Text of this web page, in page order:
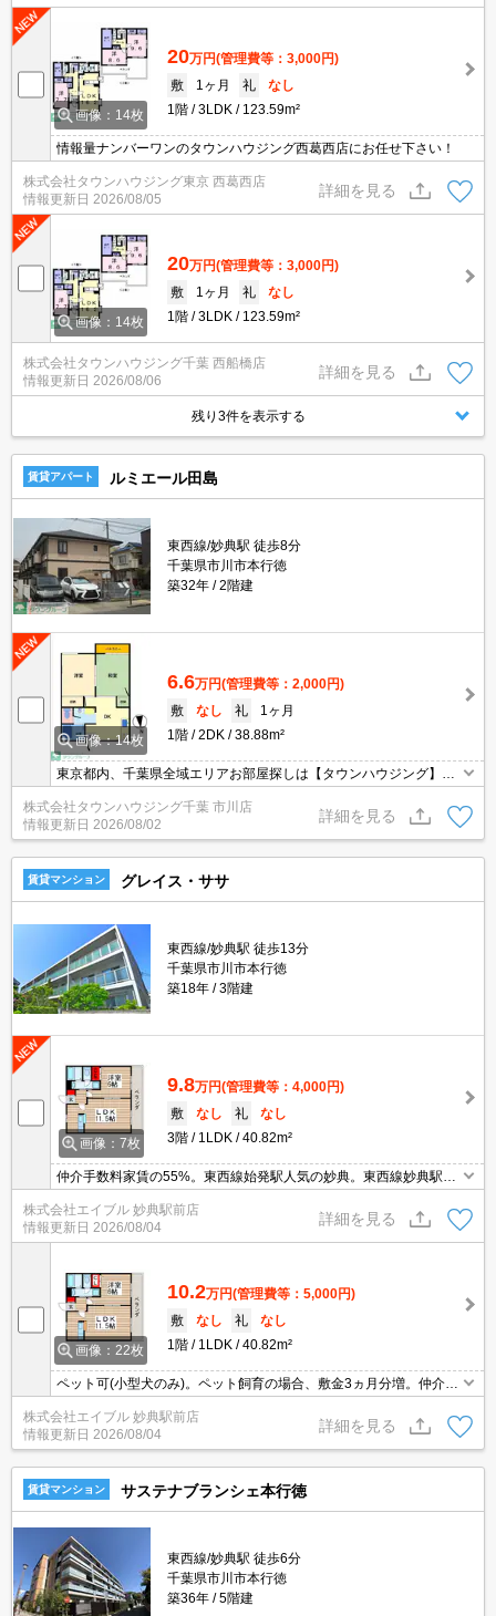
画像：14枚
20万円(管理費等：3,000円)
敷
1ヶ月 礼
なし
1階
3LDK 123.59m²
情報量ナンバーワンのタウンハウジング西葛西店にお任せ下さい！
株式会社タウンハウジング東京 西葛西店
情報更新日 2026/08/05
詳細を見る
画像：14枚
20万円(管理費等：3,000円)
敷
1ヶ月 礼
なし
1階
3LDK 123.59m²
株式会社タウンハウジング千葉 西船橋店
情報更新日 2026/08/06
詳細を見る
残り3件を表示する
賃貸アパート ルミエール田島
東西線/妙典駅 徒歩8分
千葉県市川市本行徳
築32年
2階建
画像：14枚
6.6万円(管理費等：2,000円)
敷
なし 礼
1ヶ月
1階
2DK 38.88m²
東京都内、千葉県全域エリアお部屋探しは【タウンハウジング】に
お任せください！オンラインでご相談・ご見学・ご契約お手続きも
ご対応可能です。
株式会社タウンハウジング千葉 市川店
情報更新日 2026/08/02
詳細を見る
賃貸マンション グレイス・ササ
東西線/妙典駅 徒歩13分
千葉県市川市本行徳
築18年
3階建
画像：7枚
9.8万円(管理費等：4,000円)
敷
なし 礼
なし
3階
1LDK 40.82m²
仲介手数料家賃の55%。東西線始発駅人気の妙典。東西線妙典駅～
日本橋駅まで各駅で25分。ペット可(小型犬のみ)。ペット飼育の場
合、敷金3ヶ月。TVモニターホン有。敷金・礼金なし。
株式会社エイブル 妙典駅前店
情報更新日 2026/08/04
詳細を見る
画像：22枚
10.2万円(管理費等：5,000円)
敷
なし 礼
なし
1階
1LDK 40.82m²
ペット可(小型犬のみ)。ペット飼育の場合、敷金3ヵ月分増。仲介手
数料家賃の55%。東西線始発駅人気の妙典。東西線妙典駅～日本橋
駅まで各駅で25分。TVモニター付インターホン。礼金0・敷金0。
株式会社エイブル 妙典駅前店
情報更新日 2026/08/04
詳細を見る
賃貸マンション サステナブランシェ本行徳
東西線/妙典駅 徒歩6分
千葉県市川市本行徳
築36年
5階建